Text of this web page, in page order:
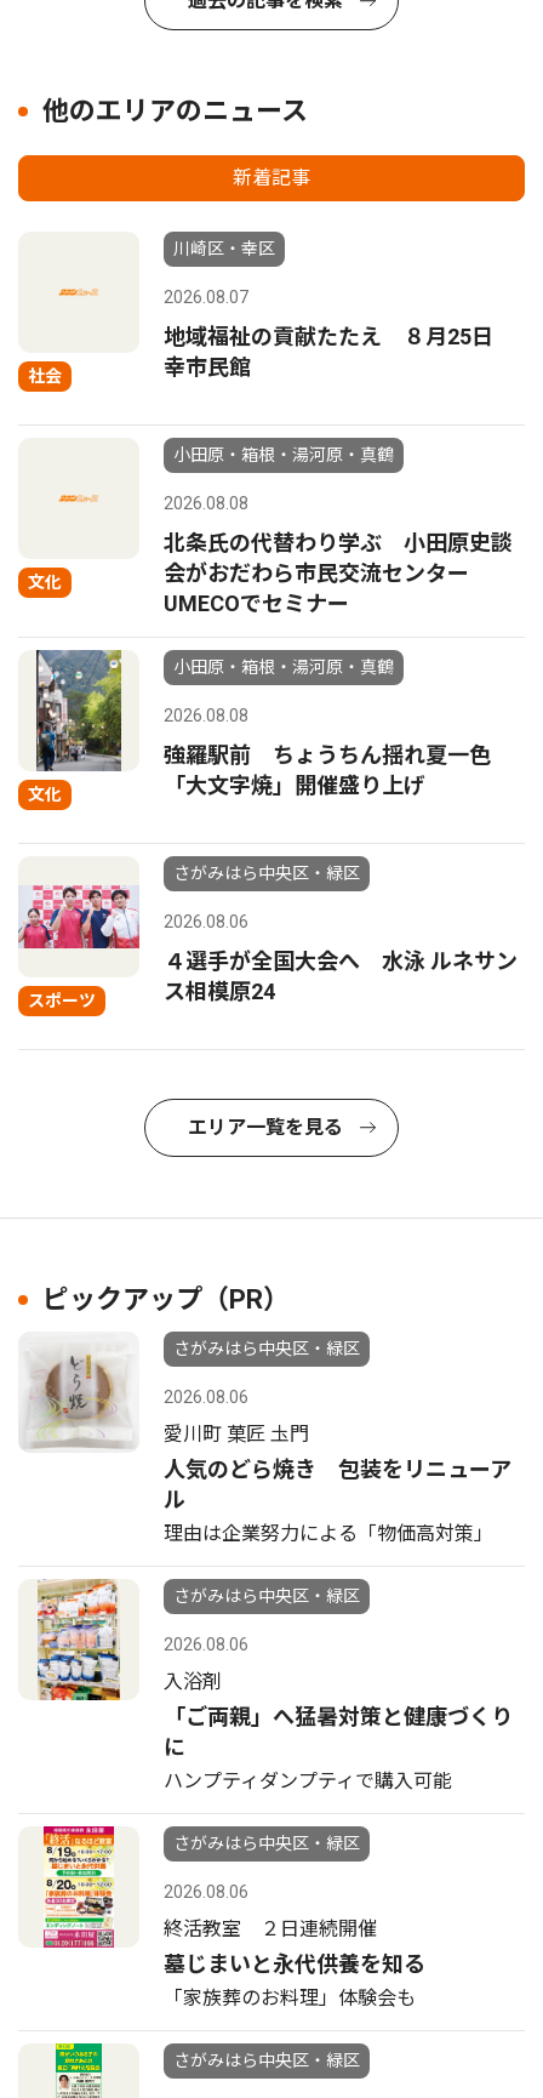
他のエリアのニュース
新着記事
社会
川崎区・幸区
2026.08.07
地域福祉の貢献たたえ ８月25日
幸市民館
文化
小田原・箱根・湯河原・真鶴
2026.08.08
北条氏の代替わり学ぶ 小田原史談
会がおだわら市民交流センター
UMECOでセミナー
文化
小田原・箱根・湯河原・真鶴
2026.08.08
強羅駅前 ちょうちん揺れ夏一色
「大文字焼」開催盛り上げ
スポーツ
さがみはら中央区・緑区
2026.08.06
４選手が全国大会へ 水泳 ルネサン
ス相模原24
エリア一覧を見る
ピックアップ（PR）
さがみはら中央区・緑区
2026.08.06
愛川町 菓匠 圡門
人気のどら焼き 包装をリニューア
ル
理由は企業努力による「物価高対策」
さがみはら中央区・緑区
2026.08.06
入浴剤
「ご両親」へ猛暑対策と健康づくり
に
ハンプティダンプティで購入可能
さがみはら中央区・緑区
2026.08.06
終活教室 ２日連続開催
墓じまいと永代供養を知る
「家族葬のお料理」体験会も
さがみはら中央区・緑区